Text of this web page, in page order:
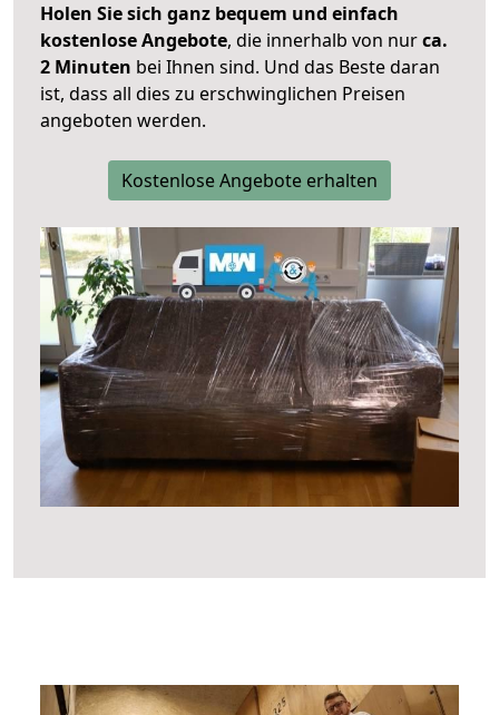
Holen Sie sich ganz bequem und einfach
kostenlose Angebote, die innerhalb von nurca.
2 Minuten bei Ihnen sind. Und das Beste daran
ist, dass all dies zu erschwinglichen Preisen
angeboten werden.
Kostenlose Angebote erhalten